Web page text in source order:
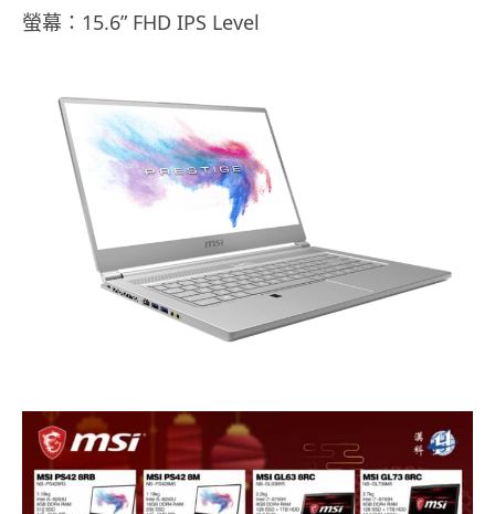
螢幕：15.6” FHD IPS Level